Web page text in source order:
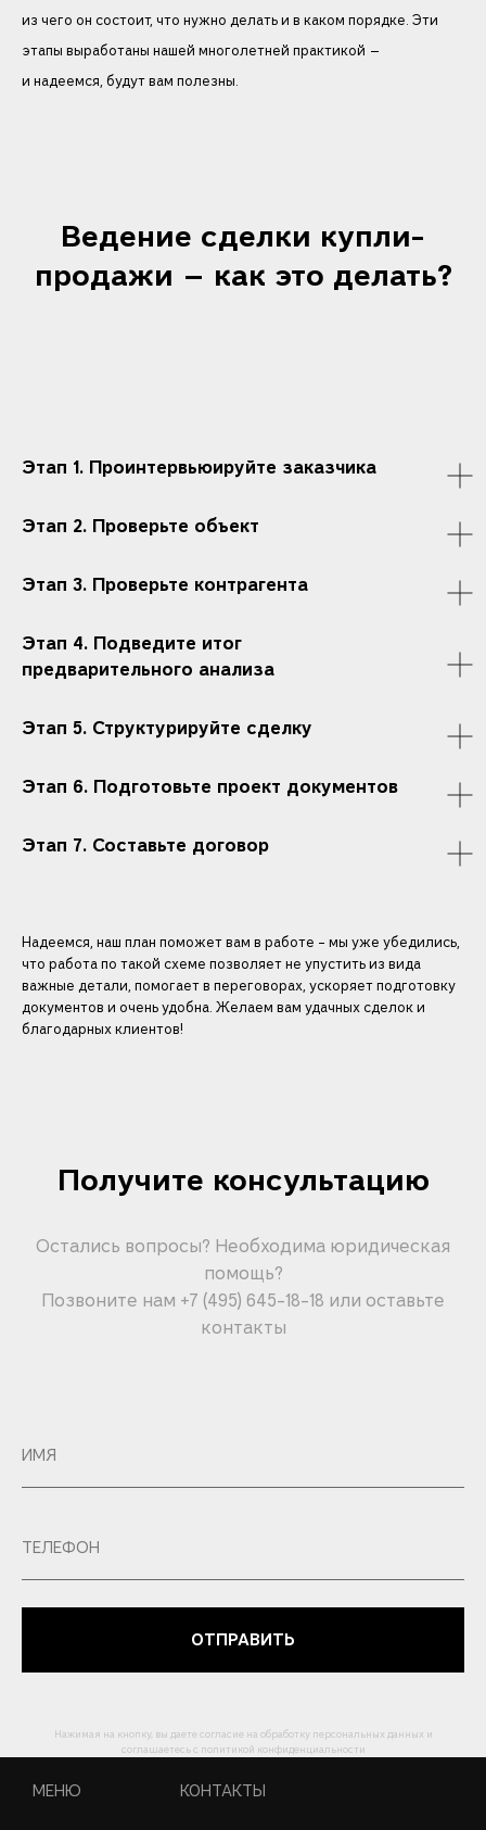
из чего он состоит, что нужно делать и в каком порядке. Эти
этапы выработаны нашей многолетней практикой —
и надеемся, будут вам полезны.
Ведение сделки купли-
продажи — как это делать?
Этап 1. Проинтервьюируйте заказчика
Этап 2. Проверьте объект
Этап 3. Проверьте контрагента
Этап 4. Подведите итог
предварительного анализа
Этап 5. Структурируйте сделку
Этап 6. Подготовьте проект документов
Этап 7. Составьте договор
Надеемся, наш план поможет вам в работе – мы уже убедились,
что работа по такой схеме позволяет не упустить из вида
важные детали, помогает в переговорах, ускоряет подготовку
документов и очень удобна. Желаем вам удачных сделок и
благодарных клиентов!
Получите консультацию
Остались вопросы? Необходима юридическая
помощь?
Позвоните нам +7 (495) 645-18-18 или оставьте
контакты
ОТПРАВИТЬ
Нажимая на кнопку, вы даете согласие на обработку персональных данных и
соглашаетесь c политикой конфиденциальности
МЕНЮ КОНТАКТЫ